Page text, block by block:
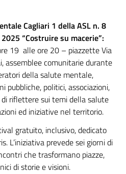
Cagliari 1 della ASL n. 8
“Costruire su macerie”:
19 alle ore 20 – piazzette Via
assemblee comunitarie durante
della salute mentale,
pubbliche, politici, associazioni,
riflettere sui temi della salute
ed iniziative nel territorio.
gratuito, inclusivo, dedicato
L’iniziativa prevede sei giorni di
che trasformano piazze,
di storie e visioni.